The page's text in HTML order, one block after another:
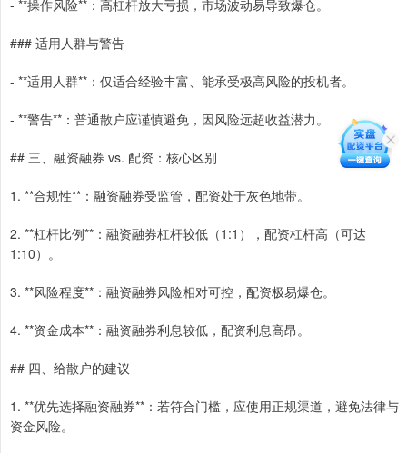
- **操作风险**：高杠杆放大亏损，市场波动易导致爆仓。
### 适用人群与警告
- **适用人群**：仅适合经验丰富、能承受极高风险的投机者。
- **警告**：普通散户应谨慎避免，因风险远超收益潜力。
## 三、融资融券 vs. 配资：核心区别
1. **合规性**：融资融券受监管，配资处于灰色地带。
2. **杠杆比例**：融资融券杠杆较低（1:1），配资杠杆高（可达
1:10）。
3. **风险程度**：融资融券风险相对可控，配资极易爆仓。
4. **资金成本**：融资融券利息较低，配资利息高昂。
## 四、给散户的建议
1. **优先选择融资融券**：若符合门槛，应使用正规渠道，避免法律与
资金风险。